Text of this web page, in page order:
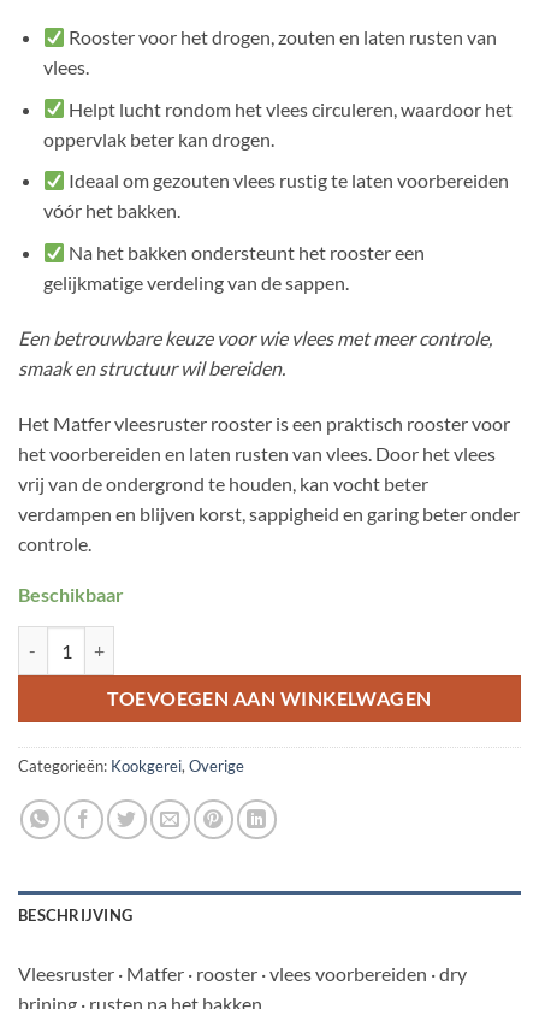
Rooster voor het drogen, zouten en laten rusten van
vlees.
Helpt lucht rondom het vlees circuleren, waardoor het
oppervlak beter kan drogen.
Ideaal om gezouten vlees rustig te laten voorbereiden
vóór het bakken.
Na het bakken ondersteunt het rooster een
gelijkmatige verdeling van de sappen.
Een betrouwbare keuze voor wie vlees met meer controle,
smaak en structuur wil bereiden.
Het Matfer vleesruster rooster is een praktisch rooster voor
het voorbereiden en laten rusten van vlees. Door het vlees
vrij van de ondergrond te houden, kan vocht beter
verdampen en blijven korst, sappigheid en garing beter onder
controle.
Beschikbaar
TOEVOEGEN AAN WINKELWAGEN
Categorieën: Kookgerei,Overige
BESCHRIJVING
Vleesruster · Matfer · rooster · vlees voorbereiden · dry
brining · rusten na het bakken